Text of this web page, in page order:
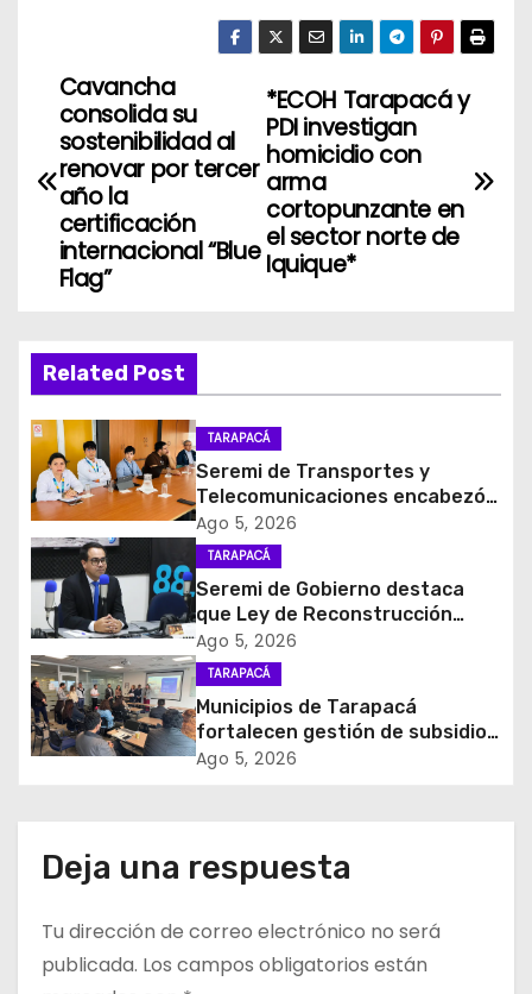
N
v
a
c
i
ó
n
d
e
e
n
r
d
*ECOH Tarapacá y
PDI investigan
homicidio con
arma
cortopunzante en
el sector norte de
Iquique*
Cavancha
consolida su
sostenibilidad al
renovar por tercer
año la
certificación
internacional “Blue
Flag”
Related Post
TARAPACÁ
Seremi de Transportes y
Telecomunicaciones encabezó
primera mesa de coordinación
para el retiro de cables en
desuso en Iquique
Ago 5, 2026
TARAPACÁ
Seremi de Gobierno destaca
que Ley de Reconstrucción
Nacional impulsará la inversión
y el empleo en Tarapacá
Ago 5, 2026
TARAPACÁ
Municipios de Tarapacá
fortalecen gestión de subsidios
de agua potable en jornada
Ago 5, 2026
Deja una respuesta
Tu dirección de correo electrónico no será
publicada. Los campos obligatorios están